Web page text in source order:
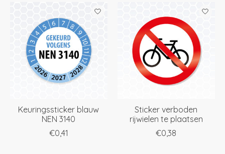
Keuringssticker blauw
NEN 3140
€0,41
Sticker verboden
rijwielen te plaatsen
€0,38